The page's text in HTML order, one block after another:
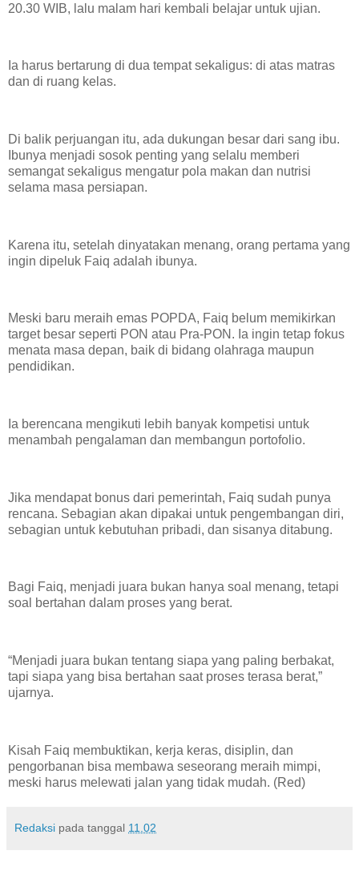
20.30 WIB, lalu malam hari kembali belajar untuk ujian.
Ia harus bertarung di dua tempat sekaligus: di atas matras
dan di ruang kelas.
Di balik perjuangan itu, ada dukungan besar dari sang ibu.
Ibunya menjadi sosok penting yang selalu memberi
semangat sekaligus mengatur pola makan dan nutrisi
selama masa persiapan.
Karena itu, setelah dinyatakan menang, orang pertama yang
ingin dipeluk Faiq adalah ibunya.
Meski baru meraih emas POPDA, Faiq belum memikirkan
target besar seperti PON atau Pra-PON. Ia ingin tetap fokus
menata masa depan, baik di bidang olahraga maupun
pendidikan.
Ia berencana mengikuti lebih banyak kompetisi untuk
menambah pengalaman dan membangun portofolio.
Jika mendapat bonus dari pemerintah, Faiq sudah punya
rencana. Sebagian akan dipakai untuk pengembangan diri,
sebagian untuk kebutuhan pribadi, dan sisanya ditabung.
Bagi Faiq, menjadi juara bukan hanya soal menang, tetapi
soal bertahan dalam proses yang berat.
“Menjadi juara bukan tentang siapa yang paling berbakat,
tapi siapa yang bisa bertahan saat proses terasa berat,”
ujarnya.
Kisah Faiq membuktikan, kerja keras, disiplin, dan
pengorbanan bisa membawa seseorang meraih mimpi,
meski harus melewati jalan yang tidak mudah. (Red)
Redaksi pada tanggal 11.02